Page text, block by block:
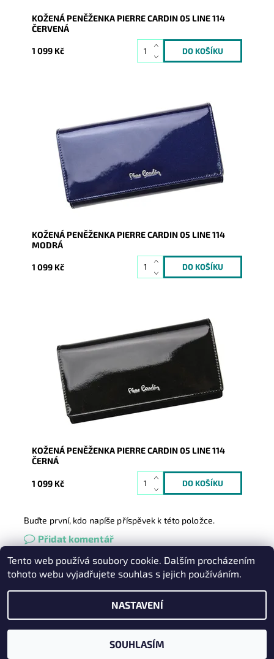
KOŽENÁ PENĚŽENKA PIERRE CARDIN 05 LINE 114
ČERVENÁ
1 099 Kč
Luxusní černá peněženka značky Pierre Cardin 05
LINE 114 je krásným doplňkem každé ženy.
Dostupnost:
Skladem
Značka:
Pierre Cardin
Záruka:
2 roky
KOŽENÁ PENĚŽENKA PIERRE CARDIN 05 LINE 114
MODRÁ
1 099 Kč
Luxusní černá peněženka značky Pierre Cardin 05
LINE 114 je krásným doplňkem každé ženy
Dostupnost:
Skladem
Značka:
Pierre Cardin
Záruka:
2 roky
KOŽENÁ PENĚŽENKA PIERRE CARDIN 05 LINE 114
ČERNÁ
1 099 Kč
Buďte první, kdo napíše příspěvek k této položce.
Přidat komentář
Heureka.cz | Zboží.cz Oázakabelek
2026 © Kabelky pro Vás, všechna práva vyhrazena
Vytvořil Shoptet
Tento web používá soubory cookie. Dalším procházením
tohoto webu vyjadřujete souhlas s jejich používáním.
NASTAVENÍ
SOUHLASÍM